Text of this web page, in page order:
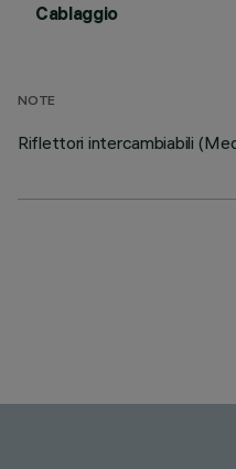
Cablaggio
NOTE
Riflettori intercambiabili